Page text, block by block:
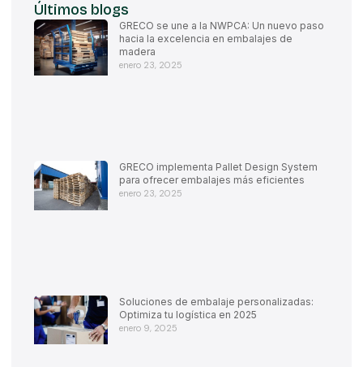
Últimos blogs
GRECO se une a la NWPCA: Un nuevo paso
hacia la excelencia en embalajes de
madera
enero 23, 2025
GRECO implementa Pallet Design System
para ofrecer embalajes más eficientes
enero 23, 2025
Soluciones de embalaje personalizadas:
Optimiza tu logística en 2025
enero 9, 2025